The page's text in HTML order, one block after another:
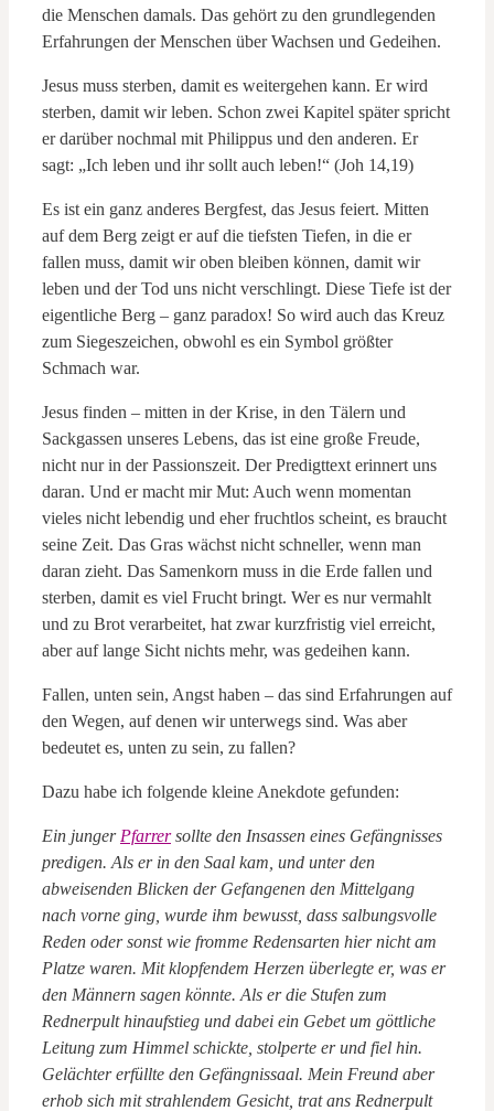
die Menschen damals. Das gehört zu den grundlegenden
Erfahrungen der Menschen über Wachsen und Gedeihen.
Jesus muss sterben, damit es weitergehen kann. Er wird
sterben, damit wir leben. Schon zwei Kapitel später spricht
er darüber nochmal mit Philippus und den anderen. Er
sagt: „Ich leben und ihr sollt auch leben!“ (Joh 14,19)
Es ist ein ganz anderes Bergfest, das Jesus feiert. Mitten
auf dem Berg zeigt er auf die tiefsten Tiefen, in die er
fallen muss, damit wir oben bleiben können, damit wir
leben und der Tod uns nicht verschlingt. Diese Tiefe ist der
eigentliche Berg – ganz paradox! So wird auch das Kreuz
zum Siegeszeichen, obwohl es ein Symbol größter
Schmach war.
Jesus finden – mitten in der Krise, in den Tälern und
Sackgassen unseres Lebens, das ist eine große Freude,
nicht nur in der Passionszeit. Der Predigttext erinnert uns
daran. Und er macht mir Mut: Auch wenn momentan
vieles nicht lebendig und eher fruchtlos scheint, es braucht
seine Zeit. Das Gras wächst nicht schneller, wenn man
daran zieht. Das Samenkorn muss in die Erde fallen und
sterben, damit es viel Frucht bringt. Wer es nur vermahlt
und zu Brot verarbeitet, hat zwar kurzfristig viel erreicht,
aber auf lange Sicht nichts mehr, was gedeihen kann.
Fallen, unten sein, Angst haben – das sind Erfahrungen auf
den Wegen, auf denen wir unterwegs sind. Was aber
bedeutet es, unten zu sein, zu fallen?
Dazu habe ich folgende kleine Anekdote gefunden:
Ein jungerPfarrersollte den Insassen eines Gefängnisses
predigen. Als er in den Saal kam, und unter den
abweisenden Blicken der Gefangenen den Mittelgang
nach vorne ging, wurde ihm bewusst, dass salbungsvolle
Reden oder sonst wie fromme Redensarten hier nicht am
Platze waren. Mit klopfendem Herzen überlegte er, was er
den Männern sagen könnte. Als er die Stufen zum
Rednerpult hinaufstieg und dabei ein Gebet um göttliche
Leitung zum Himmel schickte, stolperte er und fiel hin.
Gelächter erfüllte den Gefängnissaal. Mein Freund aber
erhob sich mit strahlendem Gesicht, trat ans Rednerpult